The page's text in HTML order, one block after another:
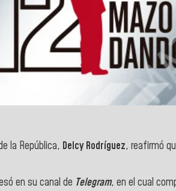
la República, Delcy Rodríguez, reafirmó
en su canal de Telegram, en el cual